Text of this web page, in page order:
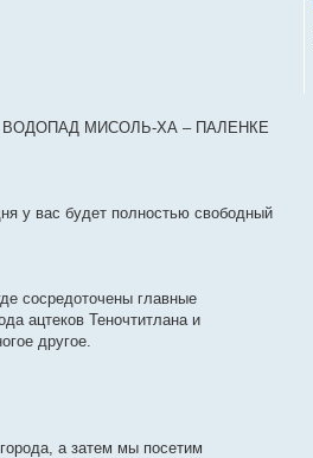
МИСОЛЬ-ХА – ПАЛЕНКЕ
у вас будет полностью свободный
сосредоточены главные
ацтеков Теночтитлана и
другое.
а затем мы посетим